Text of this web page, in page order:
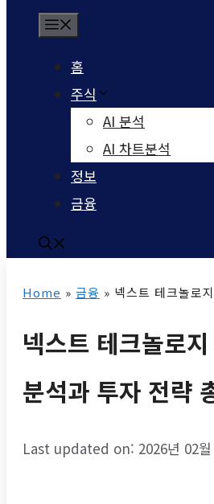
홈
주식
AI 분석
AI 차트분석
정보
금융
Home » 금융 » 넥스트 테크놀로
넥스트 테크놀로
분석과 투자 전략
Last updated on: 2026년 02월